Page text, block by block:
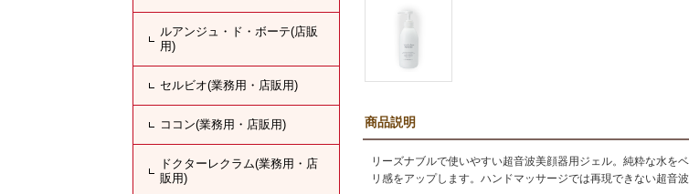
ルアンジュ・ド・ボーテ(店販
用)
セルビオ(業務用・店販用)
ココン(業務用・店販用)
ドクターレクラム(業務用・店
販用)
商品説明
リーズナブルで使いやすい超音波美顔器用ジェル。純粋な水を
リ感をアップします。ハンドマッサージでは再現できない超音